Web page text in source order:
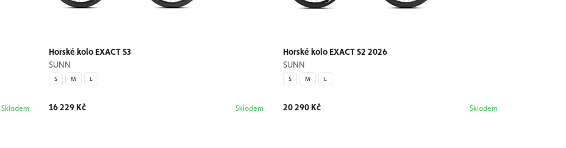
Skladem
Horské kolo EXACT S3
SUNN
S M L
16 229 Kč Skladem
Horské kolo EXACT S2 2026
SUNN
S M L
20 290 Kč Skladem